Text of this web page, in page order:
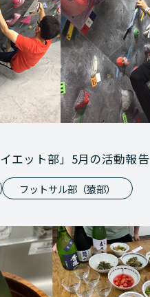
エット部」5月の活動報告
フットサル部（猿部）